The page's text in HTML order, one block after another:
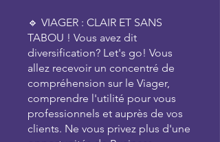
🔹 VIAGER : CLAIR ET SANS
TABOU ! Vous avez dit
diversification? Let's go! Vous
allez recevoir un concentré de
compréhension sur le Viager,
comprendre l'utilité pour vous
professionnels et auprès de vos
clients. Ne vous privez plus d'une